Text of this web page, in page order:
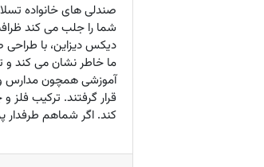
صندلی های خانواده
شما را جلب می کند
دیکس دیزاین، با
ما خاطر نشان می کند و
آموزشی همچون مدارس و
قرار گرفتند. ترکیب
کند. اگر شماهم طرفدار